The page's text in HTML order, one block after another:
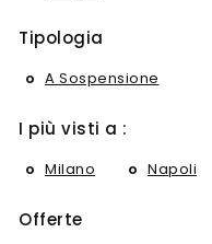
Tipologia
A Sospensione
I più visti a :
Milano Napoli
Offerte